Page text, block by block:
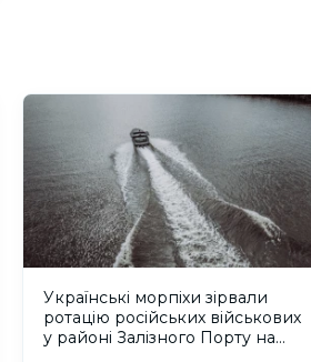
Українські морпіхи зірвали
ротацію російських військових
у районі Залізного Порту на